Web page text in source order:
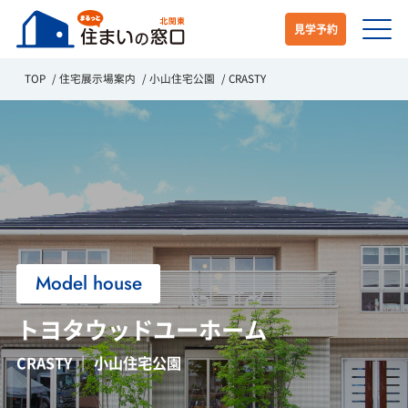
見学予約
TOP 住宅展示場案内 小山住宅公園 CRASTY
Model house
トヨタウッドユーホーム
CRASTY ｜ 小山住宅公園